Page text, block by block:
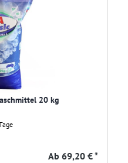
20 kg
Ab 69,20 € *